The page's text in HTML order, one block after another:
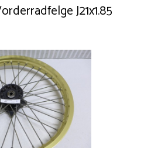
J21x1.85